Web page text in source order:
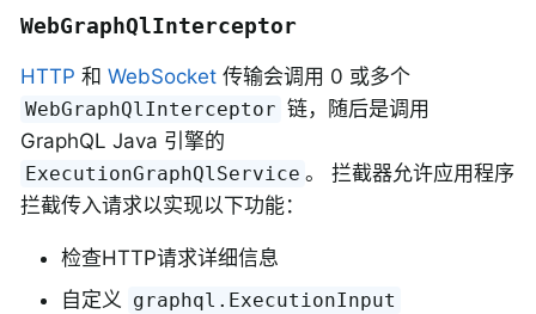
WebGraphQlInterceptor
HTTP 和 WebSocket 传输会调用 0 或多个
WebGraphQlInterceptor 链，随后是调用
GraphQL Java 引擎的
ExecutionGraphQlService 。 拦截器允许应用程序
拦截传入请求以实现以下功能：
检查HTTP请求详细信息
自定义 graphql.ExecutionInput